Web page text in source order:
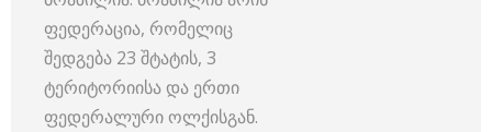
ფედერაცია, რომელიც
შედგება 23 შტატის, 3
ტერიტორიისა და ერთი
ფედერალური ოლქისგან.